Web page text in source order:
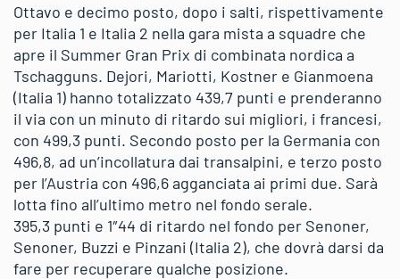
Ottavo e decimo posto, dopo i salti, rispettivamente
per Italia 1 e Italia 2 nella gara mista a squadre che
apre il Summer Gran Prix di combinata nordica a
Tschagguns. Dejori, Mariotti, Kostner e Gianmoena
(Italia 1) hanno totalizzato 439,7 punti e prenderanno
il via con un minuto di ritardo sui migliori, i francesi,
con 499,3 punti. Secondo posto per la Germania con
496,8, ad un’incollatura dai transalpini, e terzo posto
per l’Austria con 496,6 agganciata ai primi due. Sarà
lotta fino all’ultimo metro nel fondo serale.
395,3 punti e 1″44 di ritardo nel fondo per Senoner,
Senoner, Buzzi e Pinzani (Italia 2), che dovrà darsi da
fare per recuperare qualche posizione.